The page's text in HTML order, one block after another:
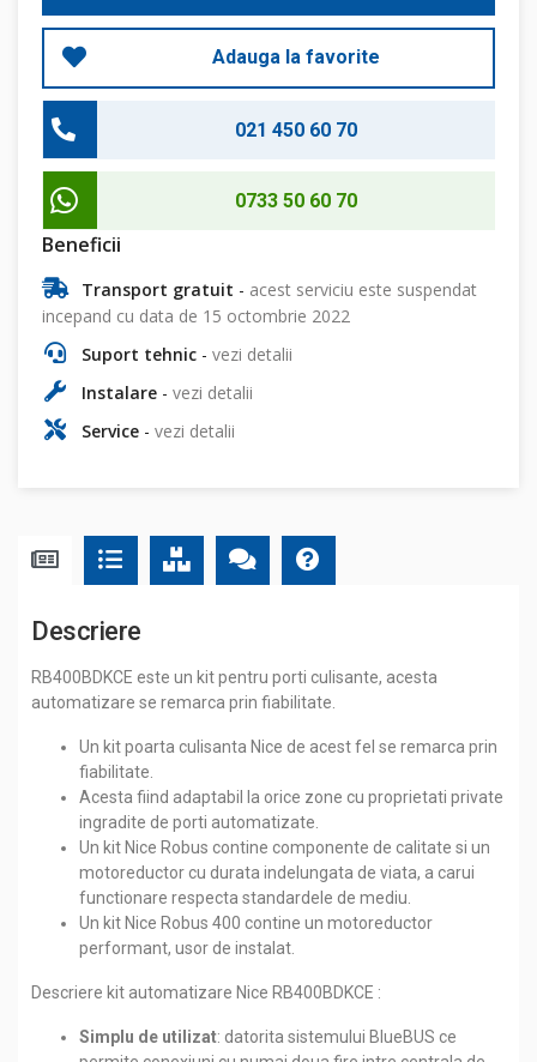
Adauga la favorite
021 450 60 70
0733 50 60 70
Beneficii
Transport gratuit - acest serviciu este suspendat
incepand cu data de 15 octombrie 2022
Suport tehnic- vezi detalii
Instalare- vezi detalii
Service- vezi detalii
Descriere
RB400BDKCE este un kit pentru porti culisante, acesta
automatizare se remarca prin fiabilitate.
Un kit poarta culisanta Nice de acest fel se remarca prin
fiabilitate.
Acesta fiind adaptabil la orice zone cu proprietati private
ingradite de porti automatizate.
Un kit Nice Robus contine componente de calitate si un
motoreductor cu durata indelungata de viata, a carui
functionare respecta standardele de mediu.
Un kit Nice Robus 400 contine un motoreductor
performant, usor de instalat.
Descriere kit automatizare Nice RB400BDKCE :
Simplu de utilizat: datorita sistemului BlueBUS ce